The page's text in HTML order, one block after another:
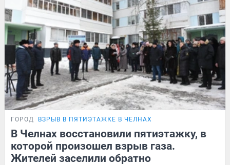
ГОРОД ВЗРЫВ В ПЯТИЭТАЖКЕ В ЧЕЛНАХ
В Челнах восстановили пятиэтажку, в
которой произошел взрыв газа.
Жителей заселили обратно